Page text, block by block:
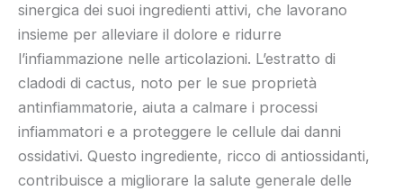
sinergica dei suoi ingredienti attivi, che lavorano
insieme per alleviare il dolore e ridurre
l’infiammazione nelle articolazioni. L’estratto di
cladodi di cactus, noto per le sue proprietà
antinfiammatorie, aiuta a calmare i processi
infiammatori e a proteggere le cellule dai danni
ossidativi. Questo ingrediente, ricco di antiossidanti,
contribuisce a migliorare la salute generale delle